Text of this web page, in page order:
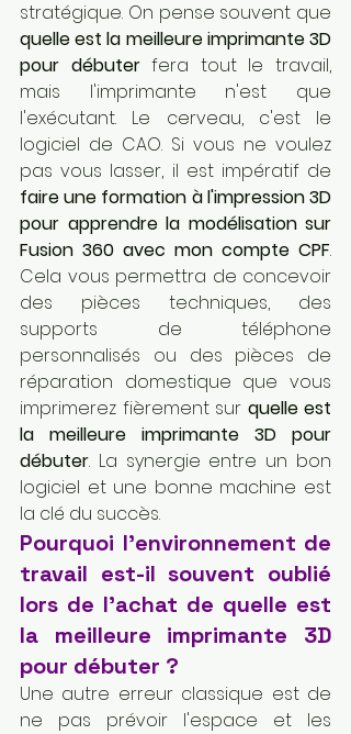
quelle est la meilleure imprimante 3D
pour débuter fera tout le travail,
mais l'imprimante n'est que
l'exécutant. Le cerveau, c'est le
logiciel de CAO. Si vous ne voulez
faire une formation à l'impression 3D
pour apprendre la modélisation sur
Fusion 360 avec mon compte CPF.
Cela vous permettra de concevoir
des pièces techniques, des
supports de téléphone
personnalisés ou des pièces de
réparation domestique que vous
imprimerez fièrement sur quelle est
la meilleure imprimante 3D pour
débuter. La synergie entre un bon
logiciel et une bonne machine est
la clé du succès.
Pourquoi l'environnement de
travail est-il souvent oublié
lors de l'achat de quelle est
la meilleure imprimante 3D
pour débuter ?
Une autre erreur classique est de
ne pas prévoir l'espace et les